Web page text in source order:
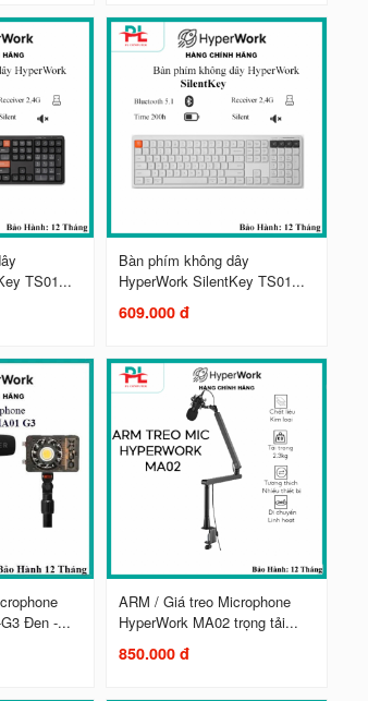
TS01...
Bàn phím không dây
HyperWork SilentKey TS01...
609.000 đ
Đen -...
ARM / Giá treo Microphone
HyperWork MA02 trọng tải...
850.000 đ